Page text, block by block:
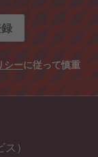
シーに従って慎重
）